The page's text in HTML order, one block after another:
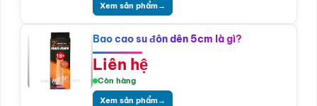
Xem sản phẩm→
Bao cao su đôn dên 5cm là gì?
Liên hệ
Còn hàng
Xem sản phẩm→